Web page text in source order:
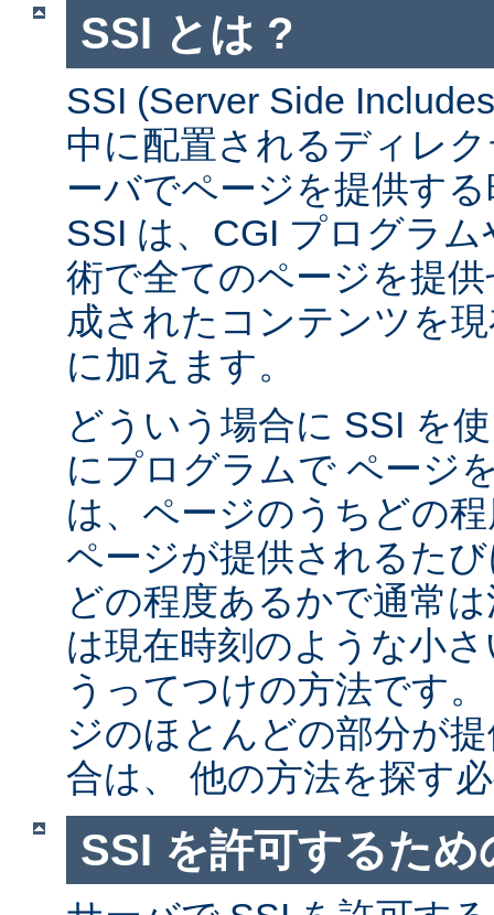
SSI とは ?
SSI (Server Side
中に配置されるディレ
ーバでページを提供す
SSI は、CGI プログラ
術で全てのページを提
成されたコンテンツを
に加えます。
どういう場合に SSI を
にプログラムで ページ
は、ページのうちどの
ページが提供されるた
どの程度あるかで通常
は現在時刻のような小
うってつけの方法です
ジのほとんどの部分が
合は、 他の方法を探す
SSI を許可するた